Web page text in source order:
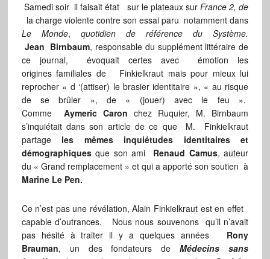
Samedi soir il faisait état sur le plateaux sur France 2, de
la charge violente contre son essai paru notamment dans
Le Monde, quotidien de référence
du Système.
Jean Birnbaum, responsable du supplément littéraire de
ce journal, évoquait certes avec émotion les
origines familiales de Finkielkraut mais pour mieux lui
reprocher « d ‘(attiser) le brasier identitaire », « au risque
de se brûler », de « (jouer) avec le feu ».
Comme Aymeric Caronchez Ruquier, M. Birnbaum
s’inquiétait dans son article de ce que M. Finkielkraut
partage les mêmes inquiétudes identitaires et
démographiquesque son ami Renaud Camus, auteur
du « Grand remplacement » et qui a apporté son soutien à
Marine Le Pen.
Ce n’est pas une révélation, Alain Finkielkraut est en effet
capable d’outrances. Nous nous souvenons qu’il n’avait
pas hésité à traiter il y a quelques années Rony
Brauman, un des fondateurs deMédecins sans